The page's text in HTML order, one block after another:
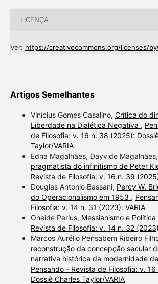
LICENÇA
Ver: https://creativecommons.org/licenses/
Artigos Semelhantes
Vinícius Gomes Casalino, Crítica do
Liberdade na Dialética Negativa ,
de Filosofia: v. 16 n. 38 (2025):
Taylor/VARIA
Edna Magalhães, Dayvide Magalhães,
pragmatista do infinitismo de Peter
Revista de Filosofia: v. 16 n. 39
Douglas Antonio Bassani, Percy W.
do Operacionalismo em 1953 ,
Filosofia: v. 14 n. 31 (2023): VARIA
Oneide Perius, Messianismo e Política
Revista de Filosofia: v. 14 n. 32
Marcos Aurélio Pensabem Ribeiro
reconstrução da concepção secular
narrativa histórica da modernidade
Pensando - Revista de Filosofia: v.
Dossiê Charles Taylor/VARIA